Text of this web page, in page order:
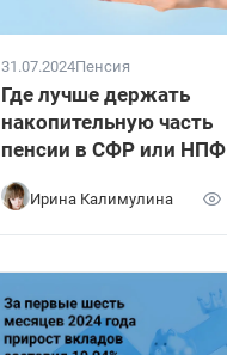
31.07.2024Пенсия
Где лучше держать
накопительную часть
пенсии в СФР или НПФ
Ирина Калимулина